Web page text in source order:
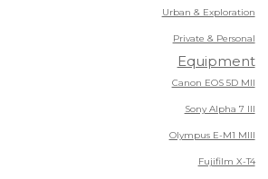
Urban & Exploration
Private & Personal
Equipment
Canon EOS 5D MII
Sony Alpha 7 III
Olympus E-M1 MIII
Fujifilm X-T4